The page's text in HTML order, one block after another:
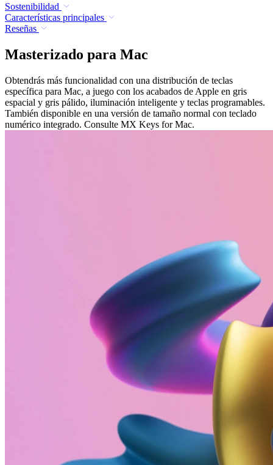
Sostenibilidad
Características principales
Reseñas
Masterizado para Mac
Obtendrás más funcionalidad con una distribución de teclas
específica para Mac, a juego con los acabados de Apple en gris
espacial y gris pálido, iluminación inteligente y teclas programables.
También disponible en una versión de tamaño normal con teclado
numérico integrado. Consulte MX Keys for Mac.